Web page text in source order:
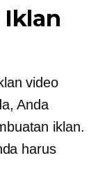
Iklan
video
Anda
iklan.
harus